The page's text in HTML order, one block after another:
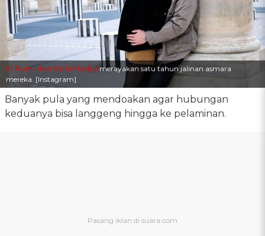
El Rumi dan Syifa Hadju merayakan satu tahun jalinan asmara
mereka. [Instagram]
Banyak pula yang mendoakan agar hubungan
keduanya bisa langgeng hingga ke pelaminan.